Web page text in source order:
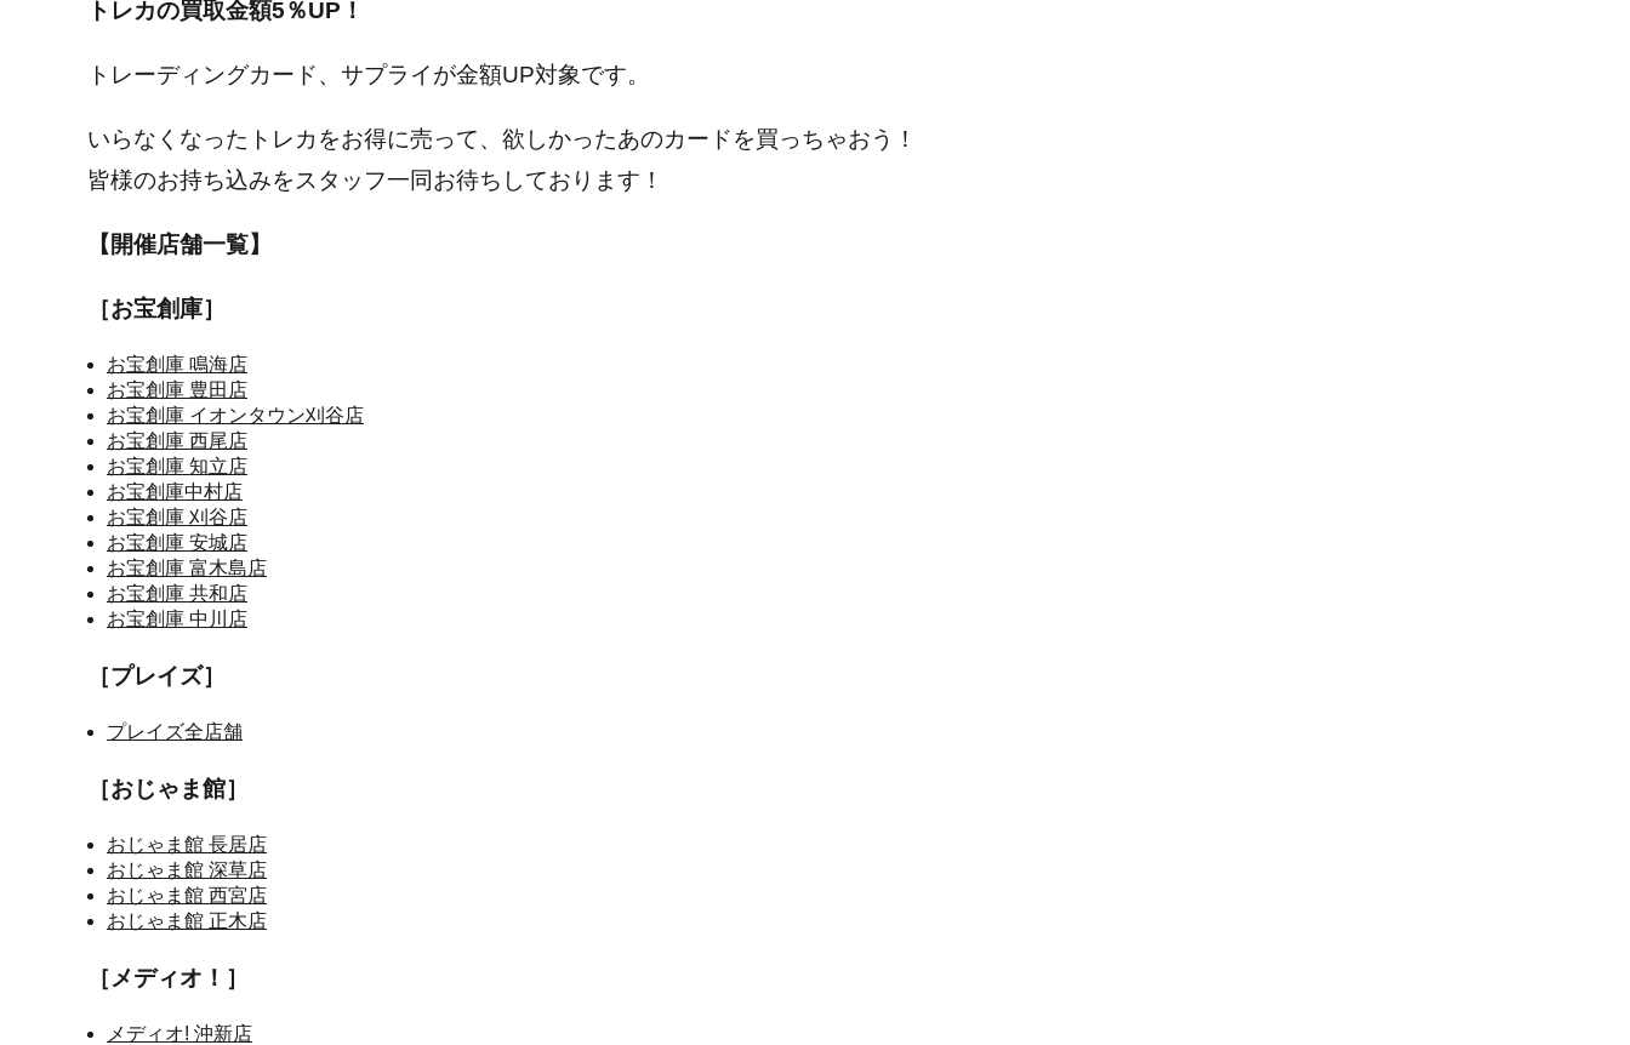
トレカの買取金額5％UP！
トレーディングカード、サプライが金額UP対象です。
いらなくなったトレカをお得に売って、欲しかったあのカードを買っちゃおう！
皆様のお持ち込みをスタッフ一同お待ちしております！
【開催店舗一覧】
［お宝創庫］
お宝創庫 鳴海店
お宝創庫 豊田店
お宝創庫 イオンタウン刈谷店
お宝創庫 西尾店
お宝創庫 知立店
お宝創庫中村店
お宝創庫 刈谷店
お宝創庫 安城店
お宝創庫 富木島店
お宝創庫 共和店
お宝創庫 中川店
［プレイズ］
プレイズ全店舗
［おじゃま館］
おじゃま館 長居店
おじゃま館 深草店
おじゃま館 西宮店
おじゃま館 正木店
［メディオ！］
メディオ! 沖新店